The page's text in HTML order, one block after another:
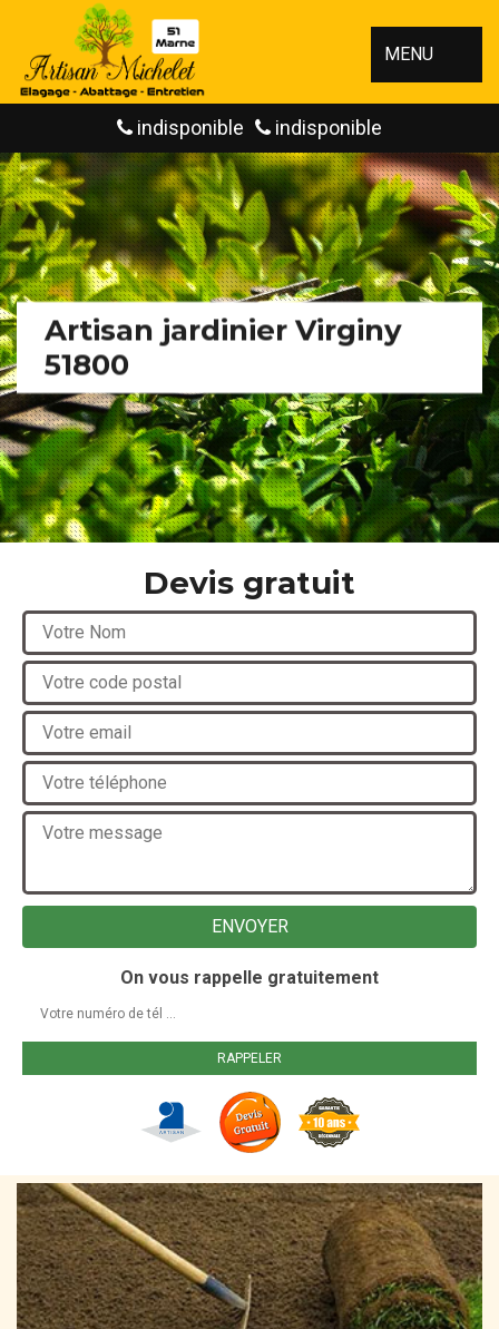
MENU
indisponible indisponible
Artisan jardinier Virginy
51800
Devis gratuit
On vous rappelle gratuitement